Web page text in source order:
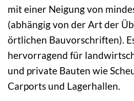
mit einer Neigung von
(abhängig von der Art der
örtlichen Bauvorschriften).
hervorragend für
und private Bauten wie
Carports und Lagerhallen.